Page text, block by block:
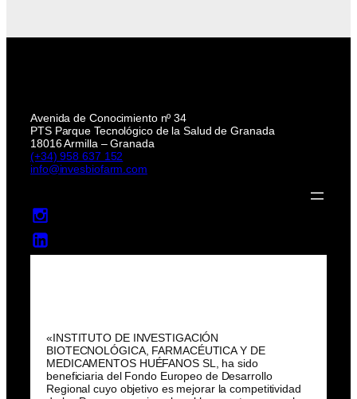
Avenida de Conocimiento nº 34
PTS Parque Tecnológico de la Salud de Granada
18016 Armilla – Granada
(+34) 958 637 152
info@invesbiofarm.com
«INSTITUTO DE INVESTIGACIÓN
BIOTECNOLÓGICA, FARMACÉUTICA Y DE
MEDICAMENTOS HUÉFANOS SL, ha sido
beneficiaria del Fondo Europeo de Desarrollo
Regional cuyo objetivo es mejorar la competitividad